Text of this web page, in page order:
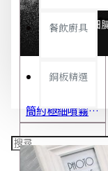
餐飲廚具
銅板精選
簡約極細噴霧瓶 旅行分裝瓶 保養品分裝 酒精噴霧瓶 小噴壺 香水瓶 隨身瓶